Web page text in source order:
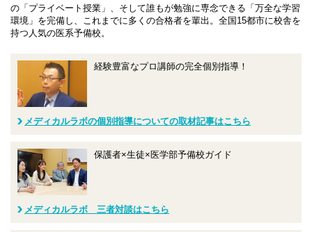
の「プライベート授業」、そして誰もが勉強に専念できる「万全な学習
環境」を完備し、これまでに多くの合格者を輩出。全国15都市に校舎を
持つ人気の医系予備校。
経験豊富なプロ講師の完全個別指導！
メディカルラボの個別指導についての取材記事はこちら
保護者×生徒×医学部予備校ガイド
メディカルラボ 三者対談はこちら